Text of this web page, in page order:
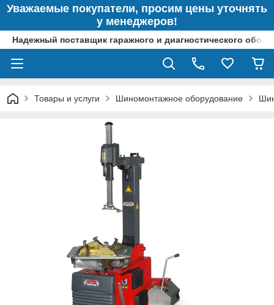
Уважаемые покупатели, просим цены уточнять
у менеджеров!
Надежный поставщик гаражного и диагностического
Товары и услуги Шиномонтажное оборудование